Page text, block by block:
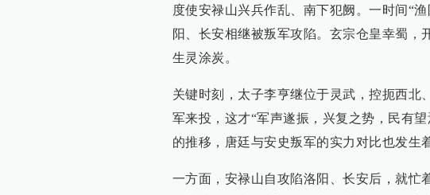
度使安禄山兴兵作乱、南下犯阙。一时间“
阳、长安相继被叛军攻陷。玄宗仓皇幸蜀，
生灵涂炭。
关键时刻，太子李亨继位于灵武，控扼西北
军来投，这才“军声遂振，兴复之势，民有
的推移，唐廷与安史叛军的实力对比也发生
一方面，安禄山自攻陷洛阳、长安后，就忙